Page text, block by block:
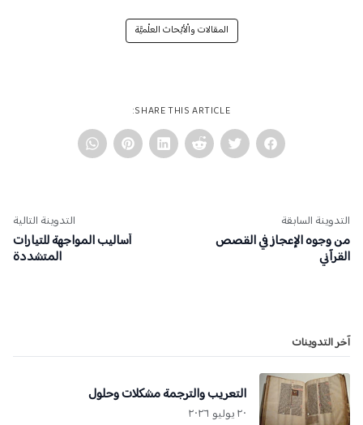
المقالات والْأبْحاث العلْميَّة
SHARE THIS ARTICLE:
التدوينة السابقة
من وجوه الإعجاز في القصص
القرآني
التدوينة التالية
أساليب المواجهة للتيارات
المتشددة
آخر التدوينات
التعريب والترجمة مشكلات وحلول
٢٠ يوليو ٢٠٢٦